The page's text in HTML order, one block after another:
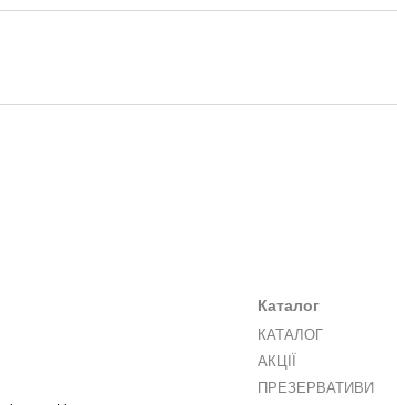
Каталог
КАТАЛОГ
АКЦІЇ
ПРЕЗЕРВАТИВИ